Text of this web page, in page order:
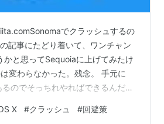
でクラッシュするの
記事にたどり着いて、ワンチャン
かと思ってSequoiaに上げてみたけ
変わらなかった。残念。 手元に
のでそっちれやればできるんだけ
上で動かしてみたらでけた。
X #クラッシュ #回避策